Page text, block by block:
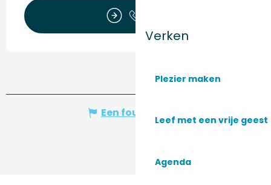
Verken
Plezier maken
Leef met een vrije geest
Agenda
Een fout melden